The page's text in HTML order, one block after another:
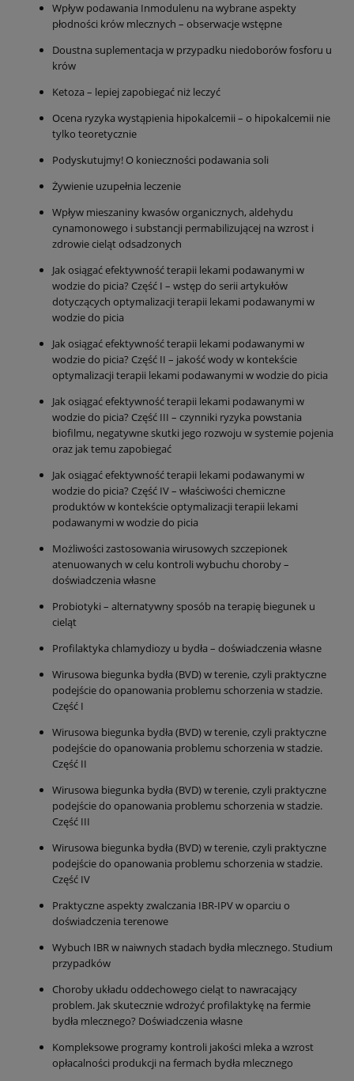
Wpływ podawania Inmodulenu na wybrane aspekty
płodności krów mlecznych – obserwacje wstępne
Doustna suplementacja w przypadku niedoborów fosforu u
krów
Ketoza – lepiej zapobiegać niż leczyć
Ocena ryzyka wystąpienia hipokalcemii – o hipokalcemii nie
tylko teoretycznie
Podyskutujmy! O konieczności podawania soli
Żywienie uzupełnia leczenie
Wpływ mieszaniny kwasów organicznych, aldehydu
cynamonowego i substancji permabilizującej na wzrost i
zdrowie cieląt odsadzonych
Jak osiągać efektywność terapii lekami podawanymi w
wodzie do picia? Część I – wstęp do serii artykułów
dotyczących optymalizacji terapii lekami podawanymi w
wodzie do picia
Jak osiągać efektywność terapii lekami podawanymi w
wodzie do picia? Część II – jakość wody w kontekście
optymalizacji terapii lekami podawanymi w wodzie do picia
Jak osiągać efektywność terapii lekami podawanymi w
wodzie do picia? Część III – czynniki ryzyka powstania
biofilmu, negatywne skutki jego rozwoju w systemie pojenia
oraz jak temu zapobiegać
Jak osiągać efektywność terapii lekami podawanymi w
wodzie do picia? Część IV – właściwości chemiczne
produktów w kontekście optymalizacji terapii lekami
podawanymi w wodzie do picia
Możliwości zastosowania wirusowych szczepionek
atenuowanych w celu kontroli wybuchu choroby –
doświadczenia własne
Probiotyki – alternatywny sposób na terapię biegunek u
cieląt
Profilaktyka chlamydiozy u bydła – doświadczenia własne
Wirusowa biegunka bydła (BVD) w terenie, czyli praktyczne
podejście do opanowania problemu schorzenia w stadzie.
Część I
Wirusowa biegunka bydła (BVD) w terenie, czyli praktyczne
podejście do opanowania problemu schorzenia w stadzie.
Część II
Wirusowa biegunka bydła (BVD) w terenie, czyli praktyczne
podejście do opanowania problemu schorzenia w stadzie.
Część III
Wirusowa biegunka bydła (BVD) w terenie, czyli praktyczne
podejście do opanowania problemu schorzenia w stadzie.
Część IV
Praktyczne aspekty zwalczania IBR-IPV w oparciu o
doświadczenia terenowe
Wybuch IBR w naiwnych stadach bydła mlecznego. Studium
przypadków
Choroby układu oddechowego cieląt to nawracający
problem. Jak skutecznie wdrożyć profilaktykę na fermie
bydła mlecznego? Doświadczenia własne
Kompleksowe programy kontroli jakości mleka a wzrost
opłacalności produkcji na fermach bydła mlecznego